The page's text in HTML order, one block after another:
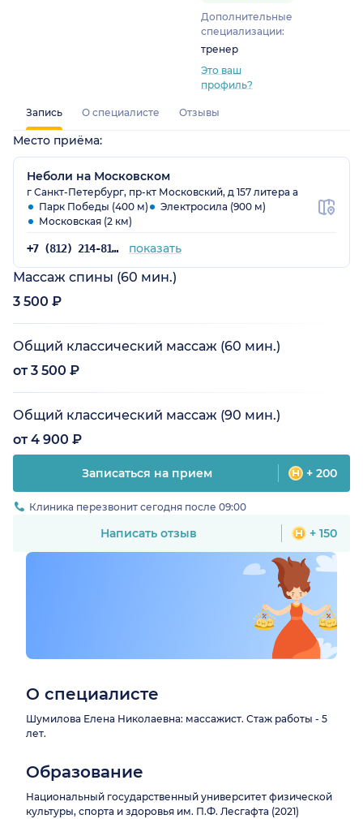
Дополнительные
специализации:
тренер
Это ваш
профиль?
Запись О специалисте Отзывы
Место приёма:
Неболи на Московском
г Санкт-Петербург, пр-кт Московский, д 157 литера а
Парк Победы (400 м)
Электросила (900 м)
Московская (2 км)
+7 (812) 214-81-73 показать
Массаж спины (60 мин.)
3 500 ₽
Общий классический массаж (60 мин.)
от 3 500 ₽
Общий классический массаж (90 мин.)
от 4 900 ₽
Записаться на прием + 200
Клиника перезвонит сегодня после 09:00
Написать отзыв + 150
О специалисте
Шумилова Елена Николаевна: массажист. Стаж работы - 5
лет.
Образование
Национальный государственный университет физической
культуры, спорта и здоровья им. П.Ф. Лесгафта (2021)